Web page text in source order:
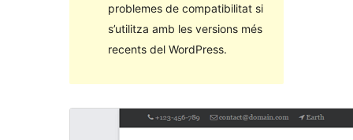
problemes de compatibilitat si
s’utilitza amb les versions més
recents del WordPress.